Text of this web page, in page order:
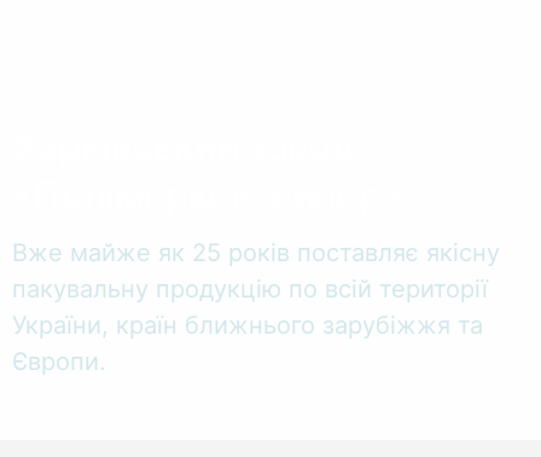
Вже майже як 25 років поставляє якісну
пакувальну продукцію по всій території
України, країн ближнього зарубіжжя та
Європи.